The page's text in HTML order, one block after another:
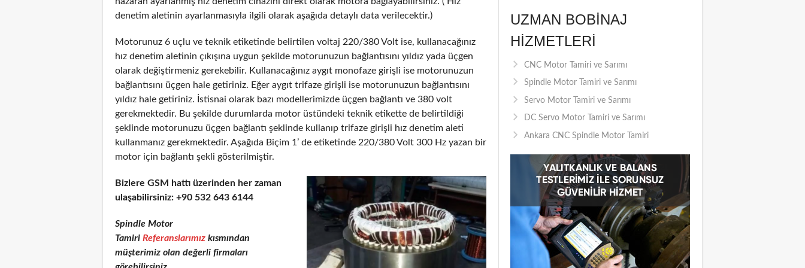
denetim aletinin ayarlanmasıyla ilgili olarak aşağıda detaylı data verilecektir.)
Motorunuz 6 uçlu ve teknik etiketinde belirtilen voltaj 220/380 Volt ise, kullanacağınız
hız denetim aletinin çıkışına uygun şekilde motorunuzun bağlantısını yıldız yada üçgen
olarak değiştirmeniz gerekebilir. Kullanacağınız aygıt monofaze girişli ise motorunuzun
bağlantısını üçgen hale getiriniz. Eğer aygıt trifaze girişli ise motorunuzun bağlantısını
yıldız hale getiriniz. İstisnai olarak bazı modellerimizde üçgen bağlantı ve 380 volt
gerekmektedir. Bu şekilde durumlarda motor üstündeki teknik etikette de belirtildiği
şeklinde motorunuzu üçgen bağlantı şeklinde kullanıp trifaze girişli hız denetim aleti
kullanmanız gerekmektedir. Aşağıda Biçim 1’ de etiketinde 220/380 Volt 300 Hz yazan bir
motor için bağlantı şekli gösterilmiştir.
Bizlere GSM hattı üzerinden her zaman
ulaşabilirsiniz: +90 532 643 6144
Spindle Motor
Tamiri Referanslarımız kısmından
müşterimiz olan değerli firmaları
UZMAN BOBINAJ
HIZMETLERI
CNC Motor Tamiri ve Sarımı
Spindle Motor Tamiri ve Sarımı
Servo Motor Tamiri ve Sarımı
DC Servo Motor Tamiri ve Sarımı
Ankara CNC Spindle Motor Tamiri